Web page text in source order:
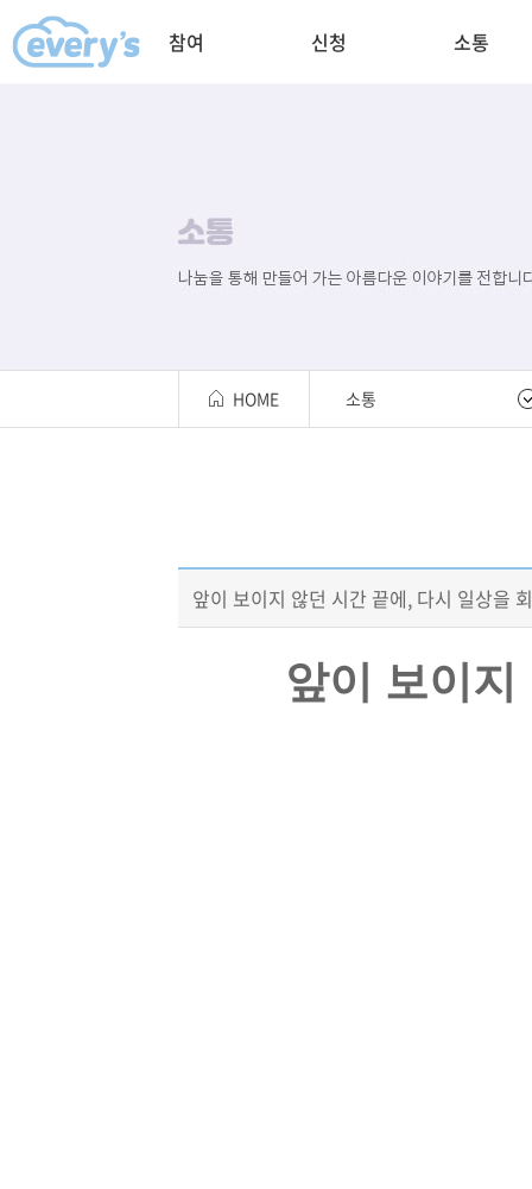
참여 신청 소통
HOME 소통
앞이 보이지 않던 시간 끝에, 다시 일상을
앞이 보이